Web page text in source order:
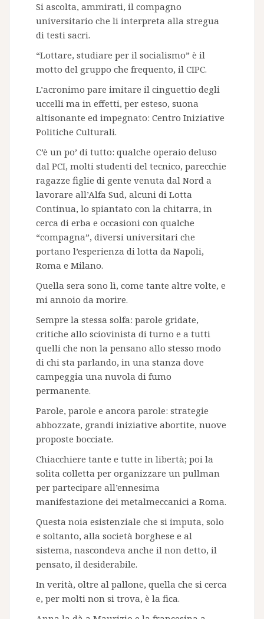
Si ascolta, ammirati, il compagno
universitario che li interpreta alla stregua
di testi sacri.
“Lottare, studiare per il socialismo” è il
motto del gruppo che frequento, il CIPC.
L’acronimo pare imitare il cinguettio degli
uccelli ma in effetti, per esteso, suona
altisonante ed impegnato: Centro Iniziative
Politiche Culturali.
C’è un po’ di tutto: qualche operaio deluso
dal PCI, molti studenti del tecnico, parecchie
ragazze figlie di gente venuta dal Nord a
lavorare all’Alfa Sud, alcuni di Lotta
Continua, lo spiantato con la chitarra, in
cerca di erba e occasioni con qualche
“compagna”, diversi universitari che
portano l’esperienza di lotta da Napoli,
Roma e Milano.
Quella sera sono lì, come tante altre volte, e
mi annoio da morire.
Sempre la stessa solfa: parole gridate,
critiche allo sciovinista di turno e a tutti
quelli che non la pensano allo stesso modo
di chi sta parlando, in una stanza dove
campeggia una nuvola di fumo
permanente.
Parole, parole e ancora parole: strategie
abbozzate, grandi iniziative abortite, nuove
proposte bocciate.
Chiacchiere tante e tutte in libertà; poi la
solita colletta per organizzare un pullman
per partecipare all’ennesima
manifestazione dei metalmeccanici a Roma.
Questa noia esistenziale che si imputa, solo
e soltanto, alla società borghese e al
sistema, nascondeva anche il non detto, il
pensato, il desiderabile.
In verità, oltre al pallone, quella che si cerca
e, per molti non si trova, è la fica.